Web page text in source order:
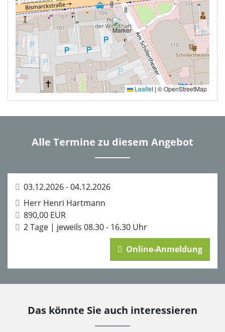
Leaflet |© OpenStreetMap
Alle Termine zu diesem Angebot
03.12.2026 - 04.12.2026
Herr Henri Hartmann
890,00 EUR
2 Tage | jeweils 08.30 - 16.30 Uhr
Online-Anmeldung
Das könnte Sie auch interessieren